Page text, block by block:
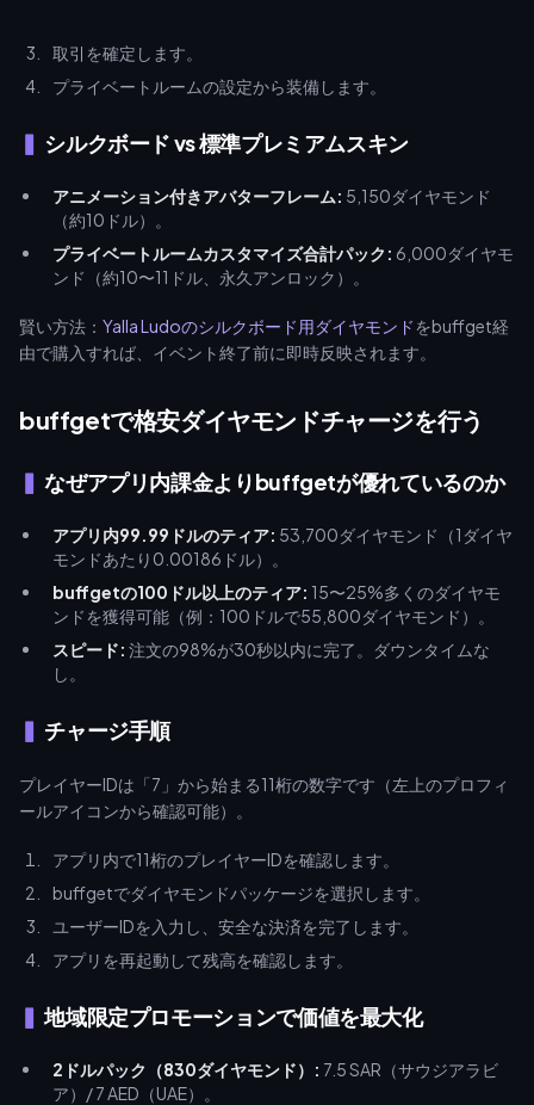
取引を確定します。
プライベートルームの設定から装備します。
シルクボード vs 標準プレミアムスキン
アニメーション付きアバターフレーム: 5,150ダイヤモンド
（約10ドル）。
プライベートルームカスタマイズ合計パック: 6,000ダイヤモ
ンド（約10〜11ドル、永久アンロック）。
賢い方法： Yalla Ludoのシルクボード用ダイヤモンドをbuffget経
由で購入すれば、イベント終了前に即時反映されます。
buffgetで格安ダイヤモンドチャージを行う
なぜアプリ内課金よりbuffgetが優れているのか
アプリ内99.99ドルのティア: 53,700ダイヤモンド（1ダイヤ
モンドあたり0.00186ドル）。
buffgetの100ドル以上のティア: 15〜25%多くのダイヤモ
ンドを獲得可能（例：100ドルで55,800ダイヤモンド）。
スピード: 注文の98%が30秒以内に完了。ダウンタイムな
し。
チャージ手順
プレイヤーIDは「7」から始まる11桁の数字です（左上のプロフィ
ールアイコンから確認可能）。
アプリ内で11桁のプレイヤーIDを確認します。
buffgetでダイヤモンドパッケージを選択します。
ユーザーIDを入力し、安全な決済を完了します。
アプリを再起動して残高を確認します。
地域限定プロモーションで価値を最大化
2ドルパック（830ダイヤモンド）: 7.5 SAR（サウジアラビ
ア）/ 7 AED（UAE）。